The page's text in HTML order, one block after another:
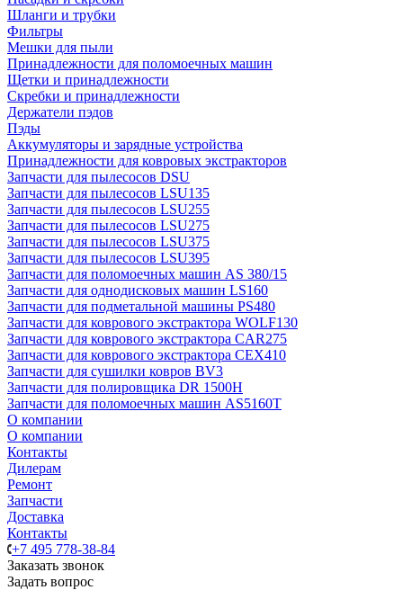
Шланги и трубки
Фильтры
Мешки для пыли
Принадлежности для поломоечных машин
Щетки и принадлежности
Скребки и принадлежности
Держатели пэдов
Пэды
Аккумуляторы и зарядные устройства
Принадлежности для ковровых экстракторов
Запчасти для пылесосов DSU
Запчасти для пылесосов LSU135
Запчасти для пылесосов LSU255
Запчасти для пылесосов LSU275
Запчасти для пылесосов LSU375
Запчасти для пылесосов LSU395
Запчасти для поломоечных машин AS 380/15
Запчасти для однодисковых машин LS160
Запчасти для подметальной машины PS480
Запчасти для коврового экстрактора WOLF130
Запчасти для коврового экстрактора CAR275
Запчасти для коврового экстрактора CEX410
Запчасти для сушилки ковров BV3
Запчасти для полировщика DR 1500H
Запчасти для поломоечных машин AS5160T
О компании
О компании
Контакты
Дилерам
Ремонт
Запчасти
Доставка
Контакты
+7 495 778-38-84
Заказать звонок
Задать вопрос